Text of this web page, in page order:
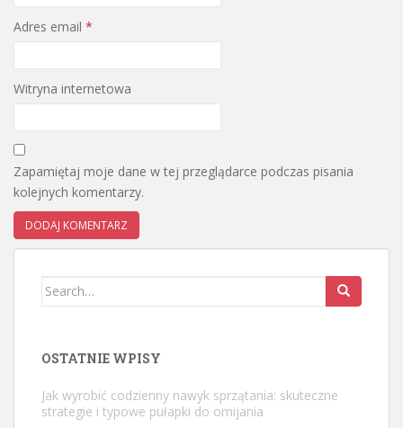
Adres email *
Witryna internetowa
Zapamiętaj moje dane w tej przeglądarce podczas pisania
kolejnych komentarzy.
Search
OSTATNIE WPISY
Jak wyrobić codzienny nawyk sprzątania: skuteczne
strategie i typowe pułapki do omijania